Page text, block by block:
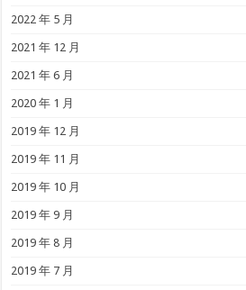
2022 年 5 月
2021 年 12 月
2021 年 6 月
2020 年 1 月
2019 年 12 月
2019 年 11 月
2019 年 10 月
2019 年 9 月
2019 年 8 月
2019 年 7 月